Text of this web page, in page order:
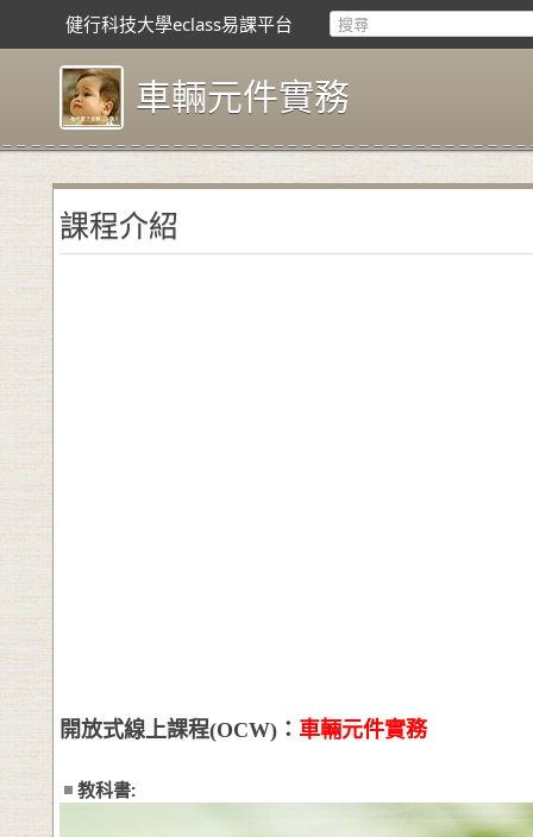
健行科技大學eclass易課平台
車輛元件實務
課程介紹
開放式線上課程(OCW) ： 車輛元件實務
教科書: